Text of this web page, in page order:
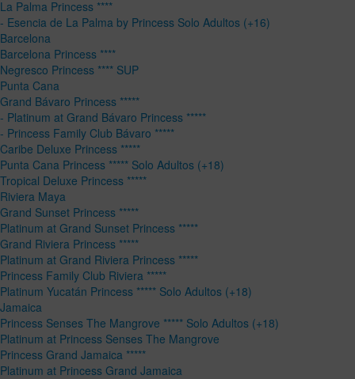
La Palma Princess ****
- Esencia de La Palma by Princess Solo Adultos (+16)
Barcelona
Barcelona Princess ****
Negresco Princess **** SUP
Punta Cana
Grand Bávaro Princess *****
- Platinum at Grand Bávaro Princess *****
- Princess Family Club Bávaro *****
Caribe Deluxe Princess *****
Punta Cana Princess ***** Solo Adultos (+18)
Tropical Deluxe Princess *****
Riviera Maya
Grand Sunset Princess *****
Platinum at Grand Sunset Princess *****
Grand Riviera Princess *****
Platinum at Grand Riviera Princess *****
Princess Family Club Riviera *****
Platinum Yucatán Princess ***** Solo Adultos (+18)
Jamaica
Princess Senses The Mangrove ***** Solo Adultos (+18)
Platinum at Princess Senses The Mangrove
Princess Grand Jamaica *****
Platinum at Princess Grand Jamaica